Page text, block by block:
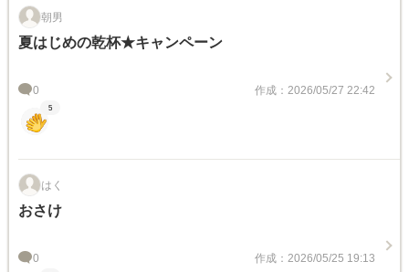
朝男
夏はじめの乾杯★キャンペーン
0 作成：2026/05/27 22:42
5
はく
おさけ
0 作成：2026/05/25 19:13